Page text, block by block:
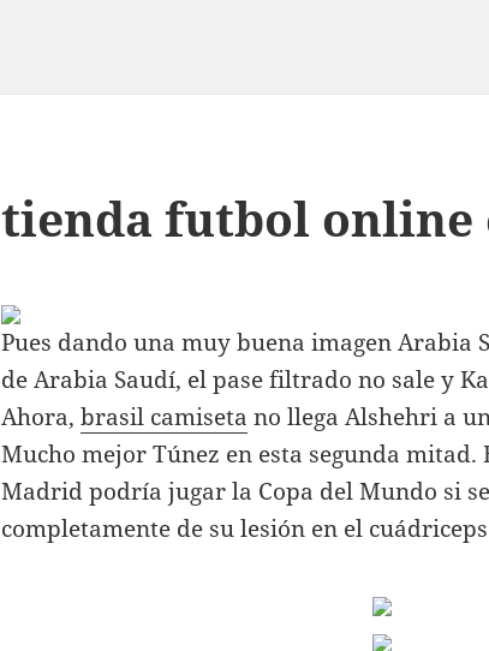
tienda futbol online
Pues dando una muy buena imagen Arabia
de Arabia Saudí, el pase filtrado no sale y
Ahora,brasil camiseta no llega Alshehri a
Mucho mejor Túnez en esta segunda mitad.
Madrid podría jugar la Copa del Mundo si
completamente de su lesión en el